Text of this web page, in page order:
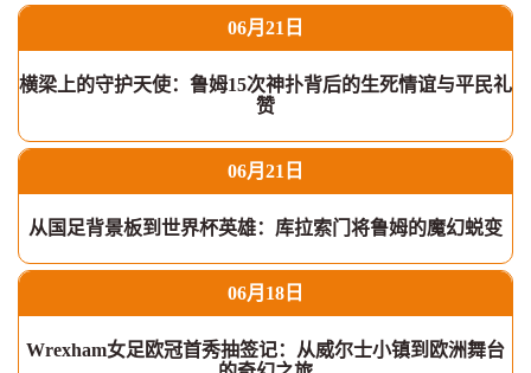
06月21日
横梁上的守护天使：鲁姆15次神扑背后的生死情谊与平民礼
赞
06月21日
从国足背景板到世界杯英雄：库拉索门将鲁姆的魔幻蜕变
06月18日
Wrexham女足欧冠首秀抽签记：从威尔士小镇到欧洲舞台